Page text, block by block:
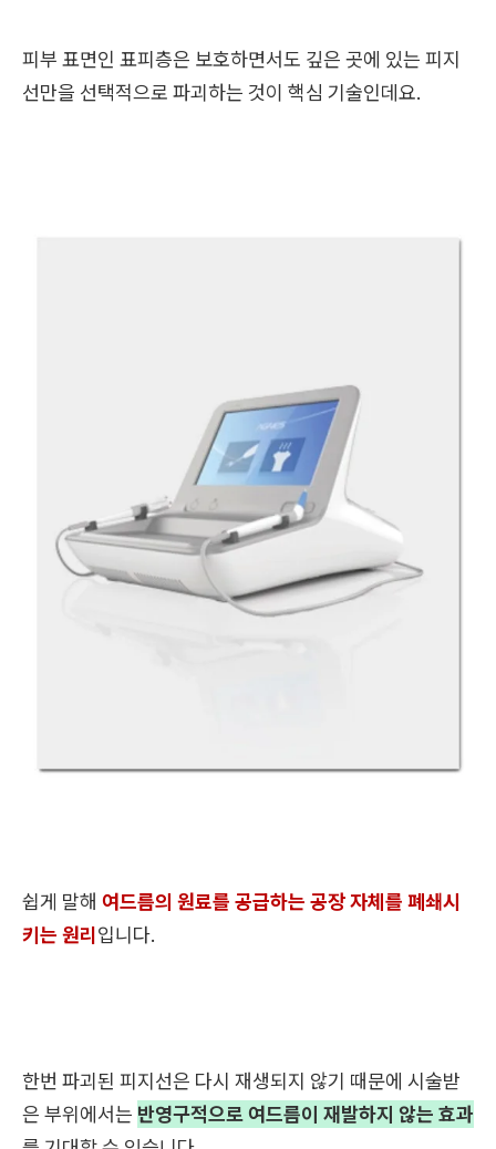
피부 표면인 표피층은 보호하면서도 깊은 곳에 있는 피지
선만을 선택적으로 파괴하는 것이 핵심 기술인데요.
쉽게 말해 여드름의 원료를 공급하는 공장 자체를 폐쇄시
키는 원리입니다.
한번 파괴된 피지선은 다시 재생되지 않기 때문에 시술받
은 부위에서는 반영구적으로 여드름이 재발하지 않는 효과